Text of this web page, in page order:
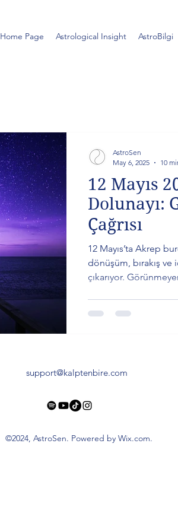
Home Page Astrological Insight AstroBilgi
12 Mayıs
Dolunayı:
Çağrısı
12 Mayıs’ta Akrep
dönüşüm, bırakış ve
çıkarıyor.
etkiler blog
AstroSen
May 6, 2025
10
support@kalptenbire.com
©2024, AstroSen. Powered by Wix.com.